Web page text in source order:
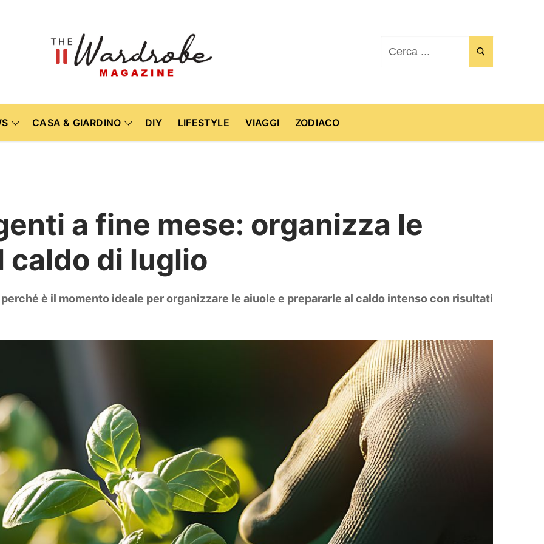
CASA & GIARDINO DIY LIFESTYLE VIAGGI ZODIACO
a fine mese: organizza le
caldo di luglio
è il momento ideale per organizzare le aiuole e prepararle al caldo intenso con risultati